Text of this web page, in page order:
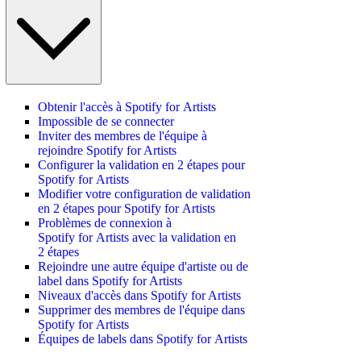
Obtenir l'accès à Spotify for Artists
Impossible de se connecter
Inviter des membres de l'équipe à
rejoindre Spotify for Artists
Configurer la validation en 2 étapes pour
Spotify for Artists
Modifier votre configuration de validation
en 2 étapes pour Spotify for Artists
Problèmes de connexion à
Spotify for Artists avec la validation en
2 étapes
Rejoindre une autre équipe d'artiste ou de
label dans Spotify for Artists
Niveaux d'accès dans Spotify for Artists
Supprimer des membres de l'équipe dans
Spotify for Artists
Équipes de labels dans Spotify for Artists